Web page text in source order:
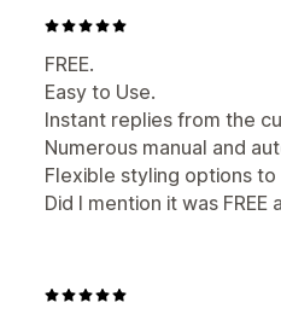
FREE.
Easy to Use.
Instant replies from the
Numerous manual and
Flexible styling options
Did I mention it was FREE